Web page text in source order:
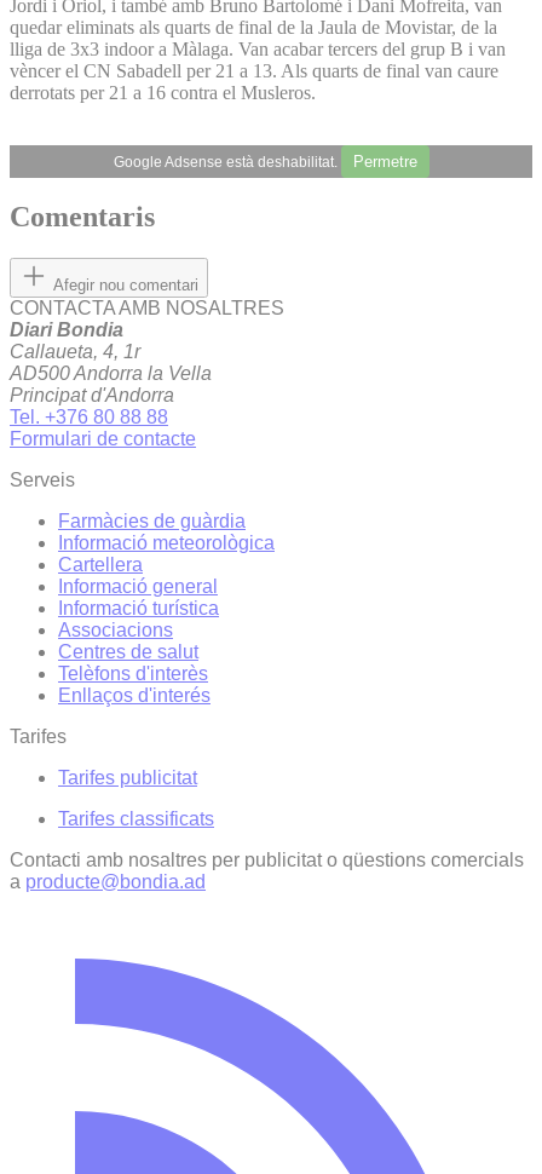
Jordi i Oriol, i també amb Bruno Bartolomé i Dani Mofreita, van
quedar eliminats als quarts de final de la Jaula de Movistar, de la
lliga de 3x3 indoor a Màlaga. Van acabar tercers del grup B i van
vèncer el CN Sabadell per 21 a 13. Als quarts de final van caure
derrotats per 21 a 16 contra el Musleros.
Google Adsense està deshabilitat. Permetre
Comentaris
Afegir nou comentari
CONTACTA AMB NOSALTRES
Diari Bondia
Callaueta, 4, 1r
AD500 Andorra la Vella
Principat d'Andorra
Tel. +376 80 88 88
Formulari de contacte
Serveis
Farmàcies de guàrdia
Informació meteorològica
Cartellera
Informació general
Informació turística
Associacions
Centres de salut
Telèfons d'interès
Enllaços d'interés
Tarifes
Tarifes publicitat
Tarifes classificats
Contacti amb nosaltres per publicitat o qüestions comercials
a producte@bondia.ad